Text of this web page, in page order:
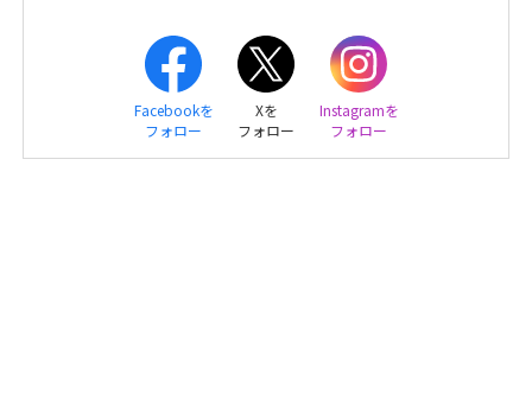
Facebookを
フォロー
Xを
フォロー
Instagramを
フォロー